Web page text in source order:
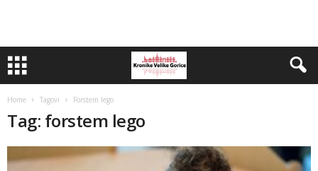
Home Tagovi Forstem lego
Tag: forstem lego